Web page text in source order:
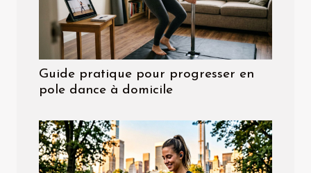
Guide pratique pour progresser en
pole dance à domicile